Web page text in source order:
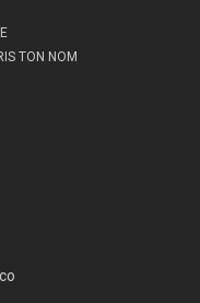
TON NOM